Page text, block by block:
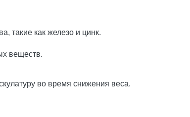
такие как железо и цинк.
веществ.
во время снижения веса.